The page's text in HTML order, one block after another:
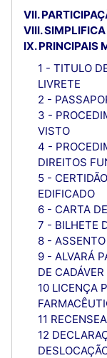
VII.
VIII.
IX. PRINCIPAIS
1 - TITULO
LIVRETE
2 -
3 -
VISTO
4 -
DIREITOS
5 -
EDIFICADO
6 - CARTA
7 - BILHETE
8 -
9 - ALVARÁ
DE CADÁVER
10 LICENÇA
11
12